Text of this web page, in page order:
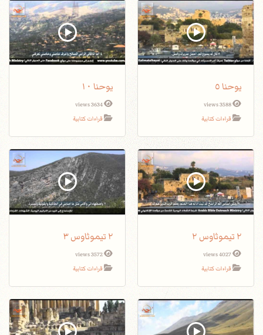
يوحنا ٥
3588 views
قراءات كتابية
يوحنا ١٠
3634 views
قراءات كتابية
٢ تيموثاوس ٢
4027 views
قراءات كتابية
٢ تيموثاوس ٣
3572 views
قراءات كتابية